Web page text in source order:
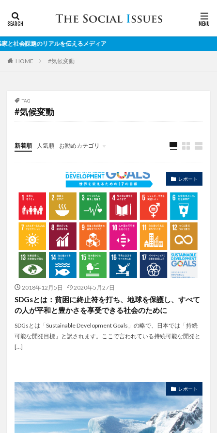
課題のリアルを伝えるメディア
HOME #気候変動
TAG
#気候変動
新着順 人気順 お勧めカテゴリ
対談
レポート
2018年12月5日 2020年5月27日
SDGsとは：貧困に終止符を打ち、地球を保護し、すべて
の人が平和と豊かさを享受できる社会のために
SDGsとは「Sustainable Development Goals」の略で、日本では「持続
可能な開発目標」と訳されます。ここで言われている持続可能な開発と
[…]
レポート